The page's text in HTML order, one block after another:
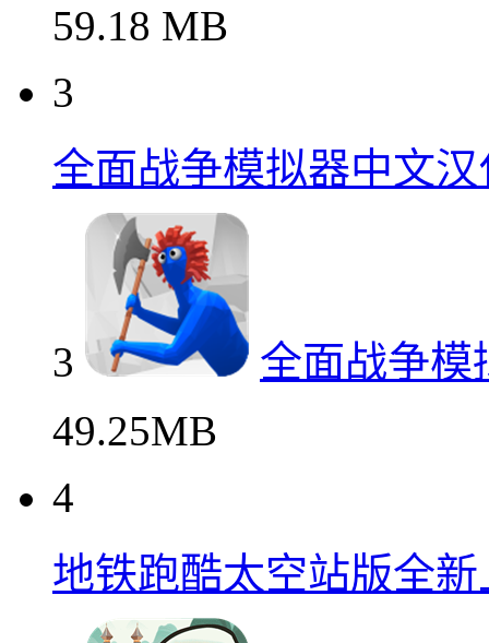
59.18 MB
3
全面战争模拟器中文
3
全面战争模
49.25MB
4
地铁跑酷太空站版全